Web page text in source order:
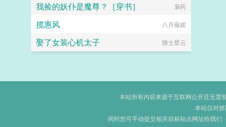
我捡的妖仆是魔尊？［穿书］ 枭药
揽惠风 八月薇妮
娶了女装心机太子 骑士星云
本站所有内容来源于互联网公开且无需
本站仅对
同时您可手动提交相关目标站点网址给我们